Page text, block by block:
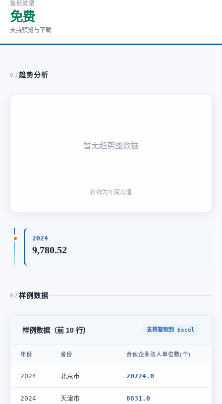
指标类型
免费
支持预览与下载
01 趋势分析
暂无趋势图数据
折线为年度均值
2024
9,780.52
02 样例数据
样例数据（前 10 行） 支持复制到 Excel
年份 省份 合伙企业法人单位数(个)
2024 北京市 20724.0
2024 天津市 8831.0